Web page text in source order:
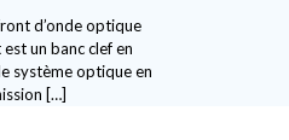
d’onde optique
un banc clef en
système optique en
[…]